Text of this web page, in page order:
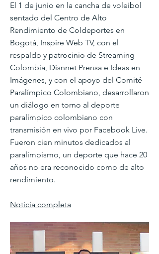
El 1 de junio en la cancha de voleibol
sentado del Centro de Alto
Rendimiento de Coldeportes en
Bogotá, Inspire Web TV, con el
respaldo y patrocinio de Streaming
Colombia, Disnnet Prensa e Ideas en
Imágenes, y con el apoyo del Comité
Paralímpico Colombiano, desarrollaron
un diálogo en torno al deporte
paralímpico colombiano con
transmisión en vivo por Facebook Live.
Fueron cien minutos dedicados al
paralimpismo, un deporte que hace 20
años no era reconocido como de alto
rendimiento.
Noticia completa